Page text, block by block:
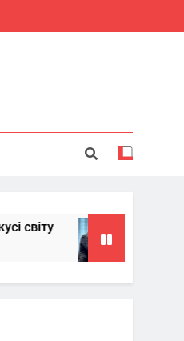
Китай надасть
6 Місяців Тому